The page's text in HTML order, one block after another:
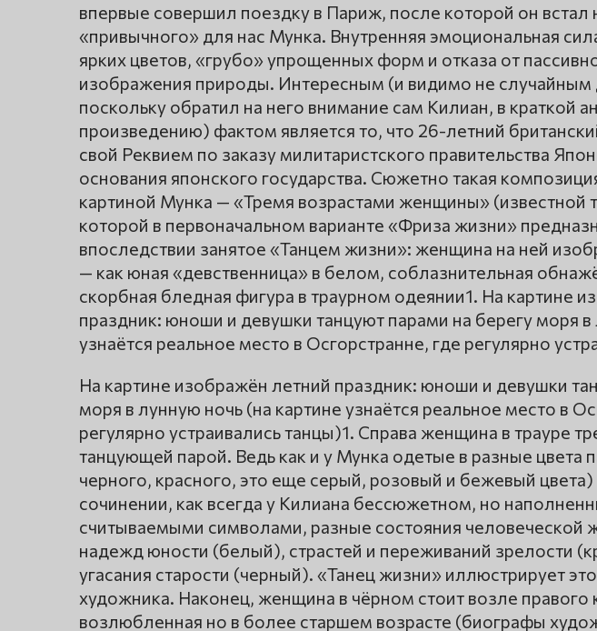
впервые совершил поездку в Париж, после которой он встал
«привычного» для нас Мунка. Внутренняя эмоциональная
ярких цветов, «грубо» упрощенных форм и отказа от
изображения природы. Интересным (и видимо не случайным
поскольку обратил на него внимание сам Килиан, в краткой
произведению) фактом является то, что 26-летний
свой Реквием по заказу милитаристского правительства
основания японского государства. Сюжетно такая
картиной Мунка — «Тремя возрастами женщины» (известной
которой в первоначальном варианте «Фриза жизни»
впоследствии занятое «Танцем жизни»: женщина на ней
— как юная «девственница» в белом, соблазнительная
скорбная бледная фигура в траурном одеянии1. На картине
праздник: юноши и девушки танцуют парами на берегу моря в
узнаётся реальное место в Осгорстранне, где регулярно
На картине изображён летний праздник: юноши и девушки
моря в лунную ночь (на картине узнаётся реальное место в
регулярно устраивались танцы)1. Справа женщина в трауре
танцующей парой. Ведь как и у Мунка одетые в разные цвета
черного, красного, это еще серый, розовый и бежевый
сочинении, как всегда у Килиана бессюжетном, но
считываемыми символами, разные состояния человеческой
надежд юности (белый), страстей и переживаний зрелости
угасания старости (черный). «Танец жизни» иллюстрирует
художника. Наконец, женщина в чёрном стоит возле правого
возлюбленная но в более старшем возрасте (биографы